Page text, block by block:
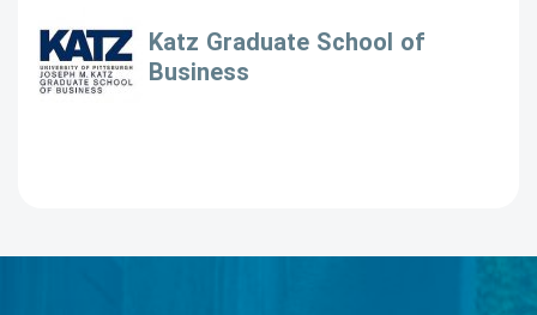
Katz Graduate School of
Business